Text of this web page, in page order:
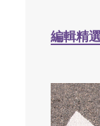
編輯精選